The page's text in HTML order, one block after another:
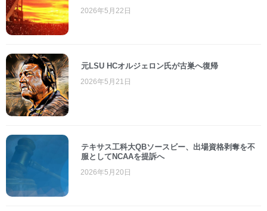
2026年5月22日
元LSU HCオルジェロン氏が古巣へ復帰
2026年5月21日
テキサス工科大QBソースビー、出場資格剥奪を不
服としてNCAAを提訴へ
2026年5月20日